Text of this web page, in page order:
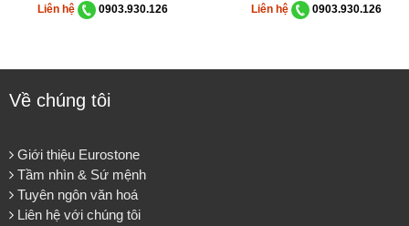
Liên hệ
0903.930.126
Liên hệ
0903.930.126
Về chúng tôi
Giới thiệu Eurostone
Tầm nhìn & Sứ mệnh
Tuyên ngôn văn hoá
Liên hệ với chúng tôi